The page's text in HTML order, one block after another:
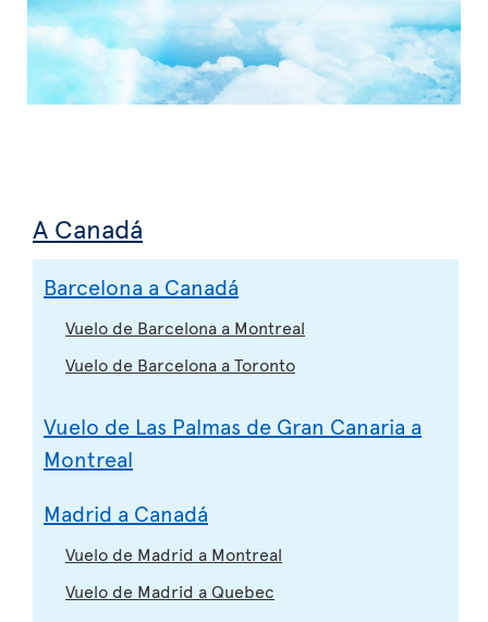
A Canadá
Barcelona a Canadá
Vuelo de Barcelona a Montreal
Vuelo de Barcelona a Toronto
Vuelo de Las Palmas de Gran Canaria a
Montreal
Madrid a Canadá
Vuelo de Madrid a Montreal
Vuelo de Madrid a Quebec